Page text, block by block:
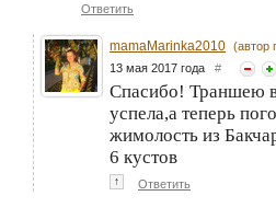
Ответить
mamaMarinka2010 (автор
13 мая 2017 года #
Спасибо! Траншею
успела,а теперь
жимолость из
6 кустов
↑ Ответить